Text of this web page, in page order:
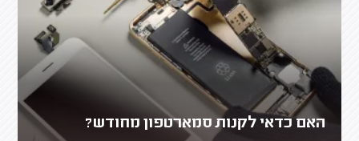
האם כדאי לקנות סמארטפון מחודש?